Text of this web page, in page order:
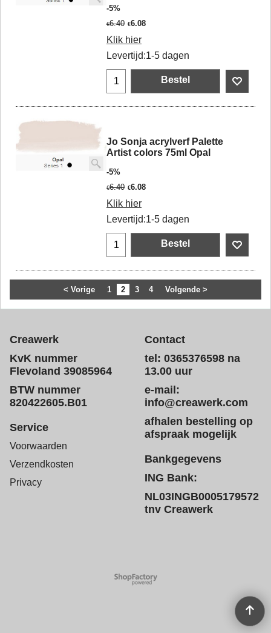
-5%
€6.40 €6.08
Klik hier
Levertijd:1-5 dagen
Bestel
Jo Sonja acrylverf Palette
Artist colors 75ml Opal
-5%
€6.40 €6.08
Klik hier
Levertijd:1-5 dagen
Bestel
< Vorige 1 2 3 4 Volgende >
Creawerk
KvK nummer
Flevoland 39085964
BTW nummer
820422605.B01
Contact
tel: 0365376598 na
13.00 uur
e-mail:
info@creawerk.com
afhalen bestelling op
afspraak mogelijk
Service
Voorwaarden
Verzendkosten
Privacy
Bankgegevens
ING Bank:
NL03INGB0005179572
tnv Creawerk
Webwinkel gemaakt met
ShopFactory webwinkel